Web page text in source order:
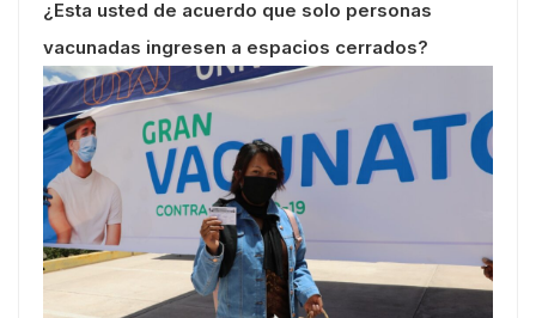
¿Esta usted de acuerdo que solo personas
vacunadas ingresen a espacios cerrados?